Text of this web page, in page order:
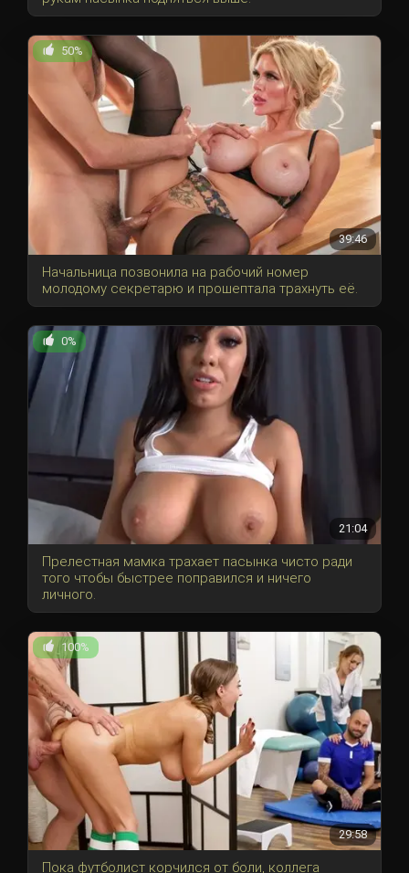
50%
39:46
Начальница позвонила на рабочий номер
молодому секретарю и прошептала трахнуть её.
0%
21:04
Прелестная мамка трахает пасынка чисто ради
того чтобы быстрее поправился и ничего
личного.
100%
29:58
Пока футболист корчился от боли, коллега